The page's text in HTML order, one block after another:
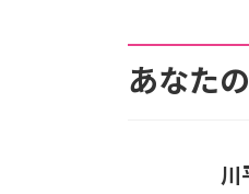
あなた
川